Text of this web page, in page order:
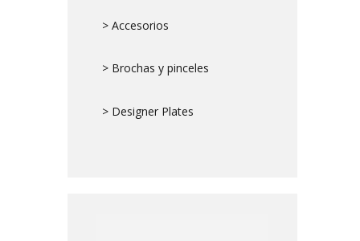
> Accesorios
> Brochas y pinceles
> Designer Plates